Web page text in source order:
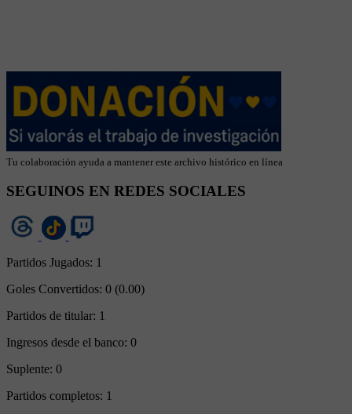
Tu colaboración ayuda a mantener este archivo histórico en línea
SEGUINOS EN REDES SOCIALES
Partidos Jugados: 1
Goles Convertidos: 0 (0.00)
Partidos de titular: 1
Ingresos desde el banco: 0
Suplente: 0
Partidos completos: 1